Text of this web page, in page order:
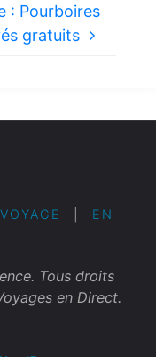
: Pourboires
gratuits
EN
Tous droits
en Direct.